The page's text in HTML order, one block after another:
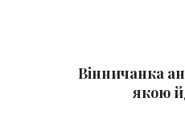
Вінничанка
якою